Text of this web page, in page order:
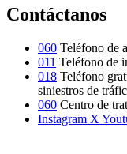
Contáctanos
060 Teléfono de
011 Teléfono de
018 Teléfono
siniestros de
060 Centro de
Instagram X